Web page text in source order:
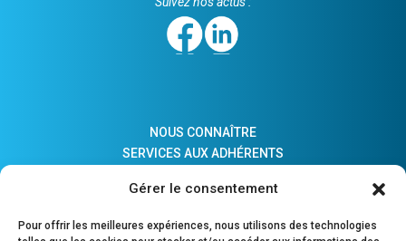
Gérer le consentement
Pour offrir les meilleures expériences, nous utilisons des technologies
NOUS CONNAÎTRE
SERVICES AUX ADHÉRENTS
ADHÉSION
COMPTES MAJEURS PROTÉGÉS